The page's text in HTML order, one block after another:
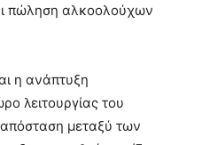
πώληση αλκοολούχων
η ανάπτυξη
λειτουργίας του
μεταξύ των